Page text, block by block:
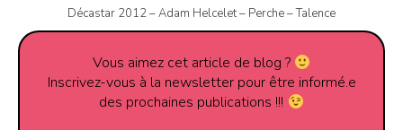
Décastar 2012 – Adam Helcelet – Perche – Talence
Vous aimez cet article de blog ?
Inscrivez-vous à la newsletter pour être informé.e
des prochaines publications !!!